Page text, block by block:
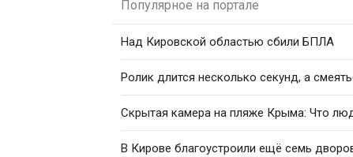
Популярное на портале
Над Кировской областью сбили БПЛА
Ролик длится несколько секунд, а
Скрытая камера на пляже Крыма: Что
В Кирове благоустроили ещё семь